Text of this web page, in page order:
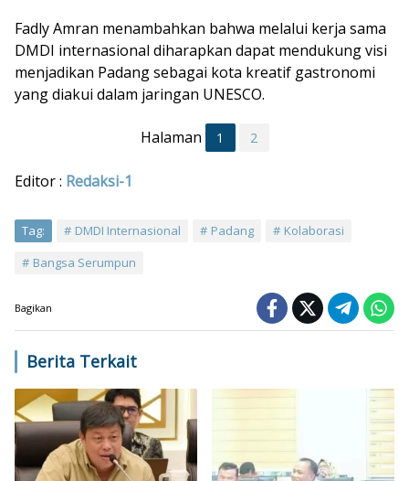
Fadly Amran menambahkan bahwa melalui kerja sama
DMDI internasional diharapkan dapat mendukung visi
menjadikan Padang sebagai kota kreatif gastronomi
yang diakui dalam jaringan UNESCO.
Halaman 1 2
Editor : Redaksi-1
Tag: DMDI Internasional Padang
Kolaborasi
Bangsa Serumpun
Bagikan
Berita Terkait